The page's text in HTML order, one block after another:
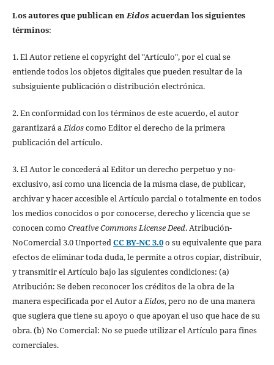
Los autores que publican enEidosacuerdan los siguientes
términos:
1. El Autor retiene el copyright del "Artículo", por el cual se
entiende todos los objetos digitales que pueden resultar de la
subsiguiente publicación o distribución electrónica.
2. En conformidad con los términos de este acuerdo, el autor
garantizará aEidoscomo Editor el derecho de la primera
publicación del artículo.
3. El Autor le concederá al Editor un derecho perpetuo y no-
exclusivo, así como una licencia de la misma clase, de publicar,
archivar y hacer accesible el Artículo parcial o totalmente en todos
los medios conocidos o por conocerse, derecho y licencia que se
conocen como Creative Commons License Deed. Atribución-
NoComercial 3.0 UnportedCC BY-NC 3.0o su equivalente que para
efectos de eliminar toda duda, le permite a otros copiar, distribuir,
y transmitir el Artículo bajo las siguientes condiciones: (a)
Atribución: Se deben reconocer los créditos de la obra de la
manera especificada por el Autor aEidos, pero no de una manera
que sugiera que tiene su apoyo o que apoyan el uso que hace de su
obra. (b) No Comercial: No se puede utilizar el Artículo para fines
comerciales.